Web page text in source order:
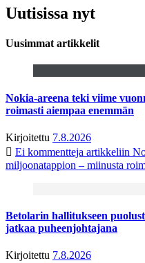
Uutisissa nyt
Uusimmat artikkelit
Nokia-areena teki viime
roimasti aiempaa enemmän
Kirjoitettu 7.8.2026
Ei kommentteja artikkeliin
miljoonatappion – miinusta
Betolarin hallitukseen
jatkaa puheenjohtajana
Kirjoitettu 7.8.2026